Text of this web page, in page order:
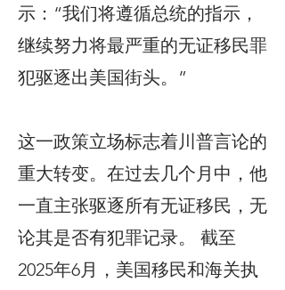
示：“我们将遵循总统的指示，
继续努力将最严重的无证移民罪
犯驱逐出美国街头。”
这一政策立场标志着川普言论的
重大转变。在过去几个月中，他
一直主张驱逐所有无证移民，无
论其是否有犯罪记录。 截至
2025年6月，美国移民和海关执